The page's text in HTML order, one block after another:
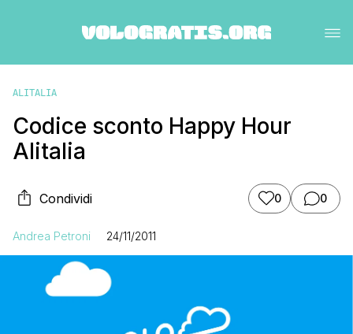
ALITALIA
Codice sconto Happy Hour
Alitalia
Condividi 0 0
Andrea Petroni 24/11/2011